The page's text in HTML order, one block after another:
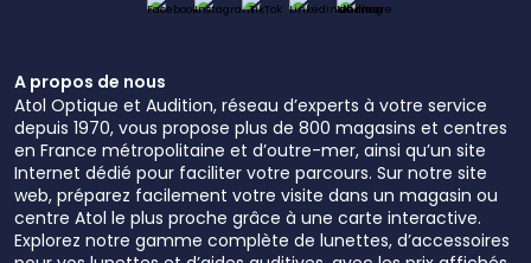
A propos de nous
Atol Optique et Audition, réseau d’experts à votre service
depuis 1970, vous propose plus de 800 magasins et centres
en France métropolitaine et d’outre-mer, ainsi qu’un site
Internet dédié pour faciliter votre parcours. Sur notre site
web, préparez facilement votre visite dans un magasin ou
centre Atol le plus proche grâce à une carte interactive.
Explorez notre gamme complète de lunettes, d’accessoires